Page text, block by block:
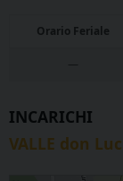
Orario Feriale
—
INCARICHI
VALLE don